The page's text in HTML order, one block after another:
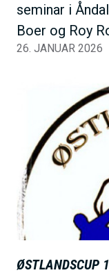
seminar i
Boer og Roy
26. JANUAR 2026
ØSTLANDSCUP